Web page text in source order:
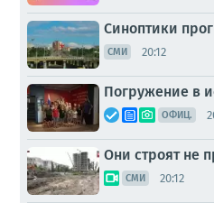
Синоптики
СМИ 20:12
Погружение в
ОФИЦ.
Они строят не
СМИ 20:12